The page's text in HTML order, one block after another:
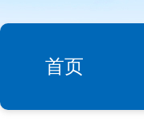
首页